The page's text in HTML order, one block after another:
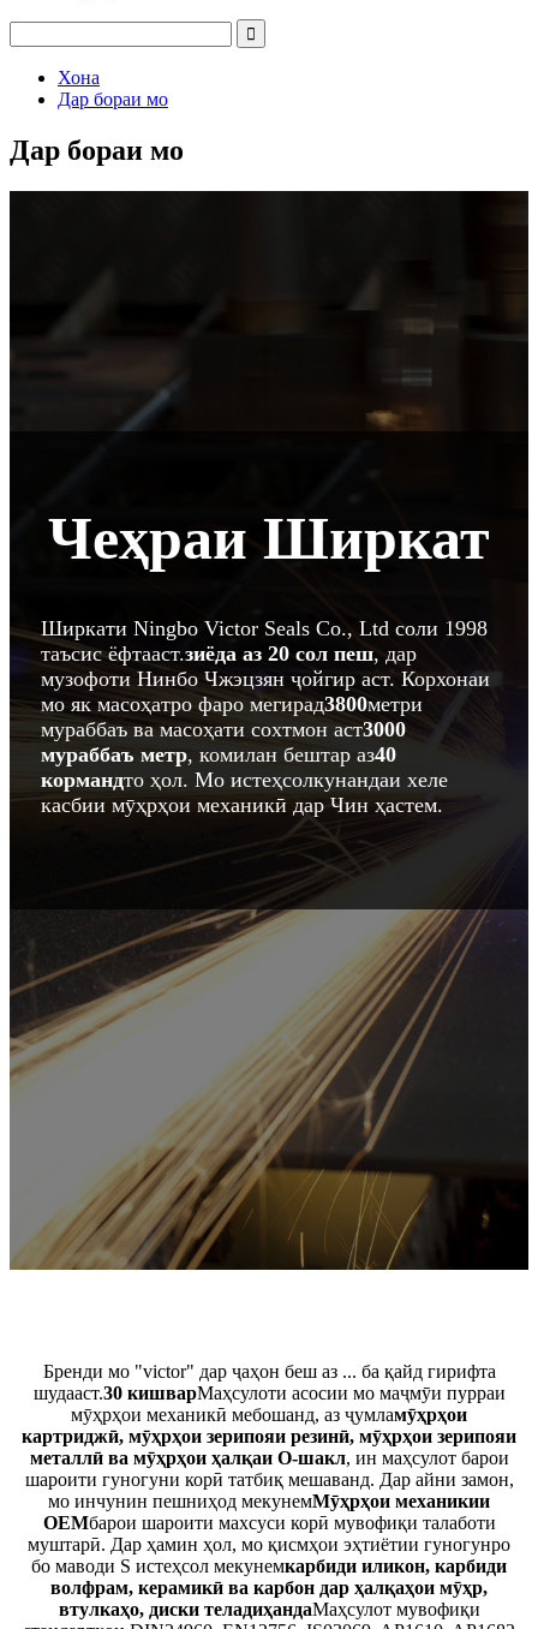
Хона
Дар бораи мо
Дар бораи мо
Чеҳраи Ширкат
Ширкати Ningbo Victor Seals Co., Ltd соли 1998
таъсис ёфтааст.зиёда аз 20 сол пеш, дар
музофоти Нинбо Чжэцзян ҷойгир аст. Корхонаи
мо як масоҳатро фаро мегирад3800метри
мураббаъ ва масоҳати сохтмон аст3000
мураббаъ метр, комилан бештар аз40
кормандто ҳол. Мо истеҳсолкунандаи хеле
касбии мӯҳрҳои механикӣ дар Чин ҳастем.
Бренди мо "victor" дар ҷаҳон беш аз ... ба қайд гирифта
шудааст.30 кишварМаҳсулоти асосии мо маҷмӯи пурраи
мӯҳрҳои механикӣ мебошанд, аз ҷумламӯҳрҳои
картриджӣ, мӯҳрҳои зерипояи резинӣ, мӯҳрҳои зерипояи
металлӣ ва мӯҳрҳои ҳалқаи O-шакл, ин маҳсулот барои
шароити гуногуни корӣ татбиқ мешаванд. Дар айни замон,
мо инчунин пешниҳод мекунемМӯҳрҳои механикии
OEMбарои шароити махсуси корӣ мувофиқи талаботи
муштарӣ. Дар ҳамин ҳол, мо қисмҳои эҳтиётии гуногунро
бо маводи S истеҳсол мекунемкарбиди иликон, карбиди
волфрам, керамикӣ ва карбон дар ҳалқаҳои мӯҳр,
втулкаҳо, диски теладиҳандаМаҳсулот мувофиқи